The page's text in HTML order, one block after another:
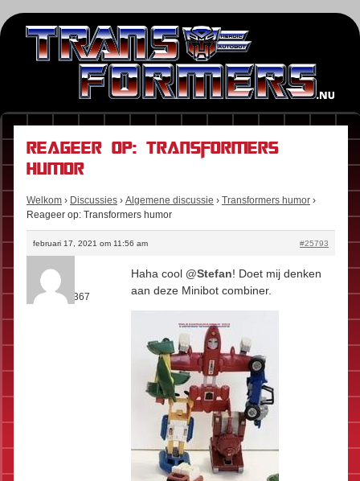
Reageer op: Transformers
humor
Welkom › Discussies › Algemene discussie › Transformers humor ›
Reageer op: Transformers humor
februari 17, 2021 om 11:56 am #25793
Kees
Rol:
Fan
Berichten:
367
Haha cool @Stefan! Doet mij denken
aan deze Minibot combiner.